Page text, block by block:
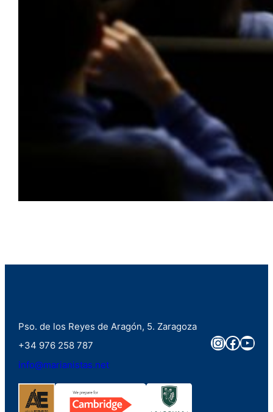
Pso. de los Reyes de Aragón, 5. Zaragoza
+34 976 258 787
info@marianistas.net